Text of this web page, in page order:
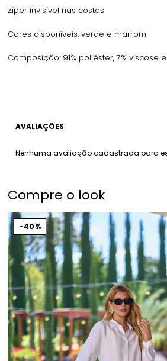
Zíper invisível nas costas
Cores disponíveis: verde e marrom
Composição: 91% poliéster, 7% viscose
Nenhuma avaliação cadastrada para
Compre o look
40%